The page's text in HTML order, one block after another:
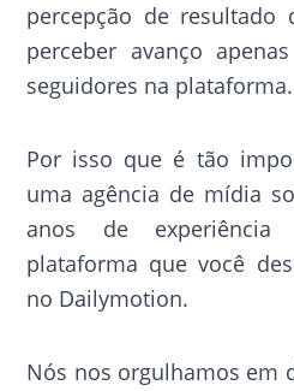
percepção de resultado
perceber avanço
seguidores na plataforma.
Por isso que é tão
uma agência de mídia
anos de
plataforma que você
no Dailymotion.
Nós nos orgulhamos em